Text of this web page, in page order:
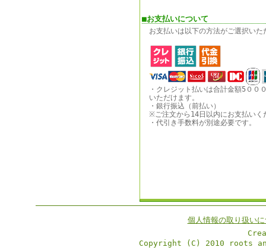
■お支払いについて
お支払いは以下の方法がご選択いた
・クレジット払いは合計金額5００
いただけます。
・銀行振込（前払い）
※ご注文から14日以内にお支払いく
・代引き手数料が別途必要です。
個人情報の取り扱い
Copyright (C) 2010 roots